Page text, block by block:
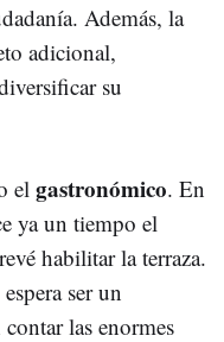
Además, la
adicional,
su
el gastronómico. En
ya un tiempo el
habilitar la terraza.
ser un
las enormes